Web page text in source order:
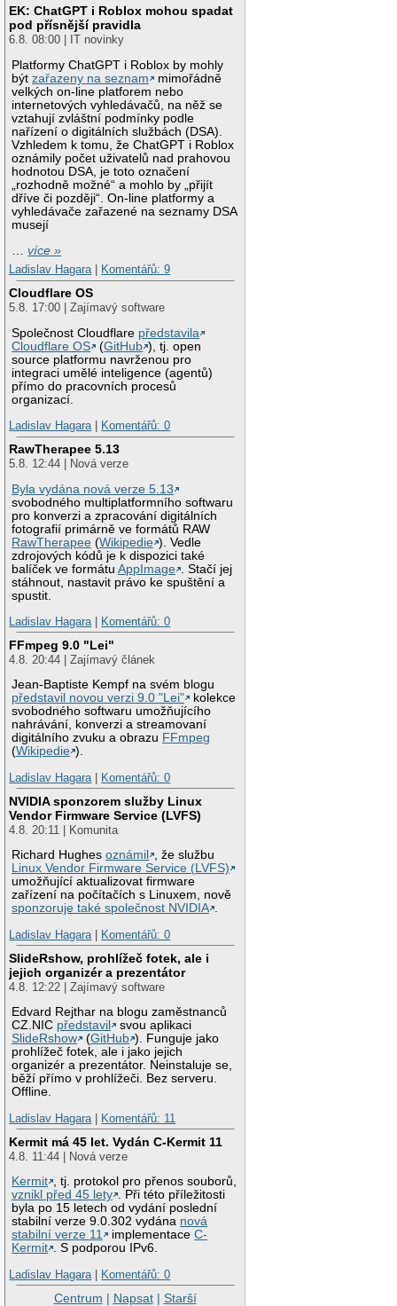
EK: ChatGPT i Roblox mohou spadat
pod přísnější pravidla
6.8. 08:00 | IT novinky
Platformy ChatGPT i Roblox by mohly
býtzařazeny na seznam
mimořádně
velkých on-line platforem nebo
internetových vyhledávačů, na něž se
vztahují zvláštní podmínky podle
nařízení o digitálních službách (DSA).
Vzhledem k tomu, že ChatGPT i Roblox
oznámily počet uživatelů nad prahovou
hodnotou DSA, je toto označení
„rozhodně možné“ a mohlo by „přijít
dříve či později“. On-line platformy a
vyhledávače zařazené na seznamy DSA
musejí
…více »
Ladislav Hagara| Komentářů: 9
Cloudflare OS
5.8. 17:00 | Zajímavý software
Společnost Cloudflare představila
Cloudflare OS
(GitHub ), tj. open
source platformu navrženou pro
integraci umělé inteligence (agentů)
přímo do pracovních procesů
organizací.
Ladislav Hagara| Komentářů: 0
RawTherapee 5.13
5.8. 12:44 | Nová verze
Byla vydána nová verze 5.13
svobodného multiplatformního softwaru
pro konverzi a zpracování digitálních
fotografií primárně ve formátů RAW
RawTherapee (Wikipedie ). Vedle
zdrojových kódů je k dispozici také
balíček ve formátuAppImage
. Stačí jej
stáhnout, nastavit právo ke spuštění a
spustit.
Ladislav Hagara| Komentářů: 0
FFmpeg 9.0 "Lei"
4.8. 20:44 | Zajímavý článek
Jean-Baptiste Kempf na svém blogu
představil novou verzi 9.0 "Lei"
kolekce
svobodného softwaru umožňujícího
nahrávání, konverzi a streamovaní
digitálního zvuku a obrazu FFmpeg
(Wikipedie ).
Ladislav Hagara| Komentářů: 0
NVIDIA sponzorem služby Linux
Vendor Firmware Service (LVFS)
4.8. 20:11 | Komunita
Richard Hughesoznámil
, že službu
Linux Vendor Firmware Service (LVFS)
umožňující aktualizovat firmware
zařízení na počítačích s Linuxem, nově
sponzoruje také společnost NVIDIA .
Ladislav Hagara| Komentářů: 0
SlideRshow, prohlížeč fotek, ale i
jejich organizér a prezentátor
4.8. 12:22 | Zajímavý software
Edvard Rejthar na blogu zaměstnanců
CZ.NIC představil
svou aplikaci
SlideRshow
(GitHub ). Funguje jako
prohlížeč fotek, ale i jako jejich
organizér a prezentátor. Neinstaluje se,
běží přímo v prohlížeči. Bez serveru.
Offline.
Ladislav Hagara| Komentářů: 11
Kermit má 45 let. Vydán C-Kermit 11
4.8. 11:44 | Nová verze
Kermit , tj. protokol pro přenos souborů,
vznikl před 45 lety . Při této příležitosti
byla po 15 letech od vydání poslední
stabilní verze 9.0.302 vydána nová
stabilní verze 11
implementaceC-
Kermit . S podporou IPv6.
Ladislav Hagara| Komentářů: 0
Centrum | Napsat| Starší